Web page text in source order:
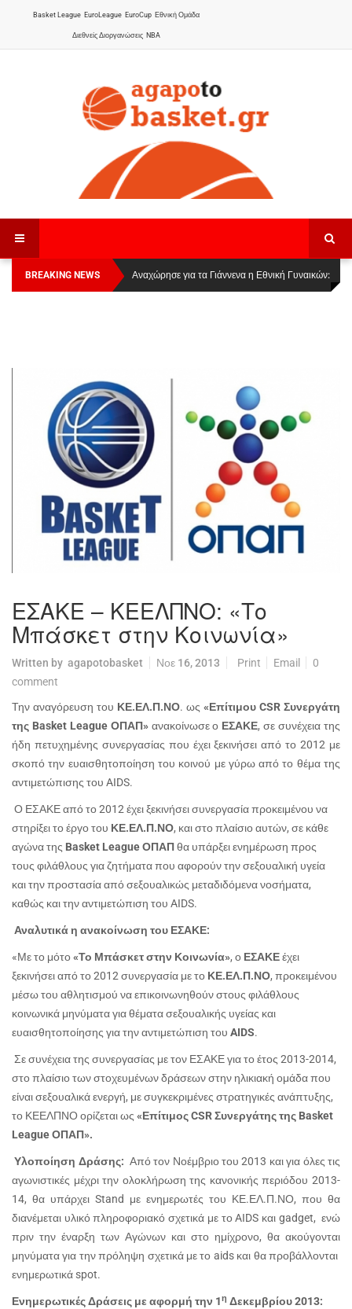
Basket League EuroLeague EuroCup Εθνική Ομάδα
Διεθνείς Διοργανώσεις NBA
BREAKING NEWS
Οι Πάνθηρες Καβάλας στην Women Basketball
League 1
Αναχώρησε για τα Γιάννενα η Εθνική Γυναικών:
ΕΣΑΚΕ – ΚΕΕΛΠΝΟ: «Το
Μπάσκετ στην Κοινωνία»
Written by agapotobasket Νοε 16, 2013 Print Email
0
comment
Την αναγόρευση του ΚΕ.ΕΛ.Π.ΝΟ. ως «Επίτιμου CSR Συνεργάτη
της Basket League ΟΠΑΠ»ανακοίνωσε ο ΕΣΑΚΕ, σε συνέχεια της
ήδη πετυχημένης συνεργασίας που έχει ξεκινήσει από το 2012 με
σκοπό την ευαισθητοποίηση του κοινού με γύρω από το θέμα της
αντιμετώπισης του AIDS.
Ο ΕΣΑΚΕ από το 2012 έχει ξεκινήσει συνεργασία προκειμένου να
στηρίξει το έργο του ΚΕ.ΕΛ.Π.ΝΟ, και στο πλαίσιο αυτών, σε κάθε
αγώνα της Basket League ΟΠΑΠθα υπάρξει ενημέρωση προς
τους φιλάθλους για ζητήματα που αφορούν την σεξουαλική υγεία
και την προστασία από σεξουαλικώς μεταδιδόμενα νοσήματα,
καθώς και την αντιμετώπιση του AIDS.
Αναλυτικά η ανακοίνωση του ΕΣΑΚΕ:
«Με το μότο«Το Μπάσκετ στην Κοινωνία», ο ΕΣΑΚΕέχει
ξεκινήσει από το 2012 συνεργασία με το ΚΕ.ΕΛ.Π.ΝΟ, προκειμένου
μέσω του αθλητισμού να επικοινωνηθούν στους φιλάθλους
κοινωνικά μηνύματα για θέματα σεξουαλικής υγείας και
ευαισθητοποίησης για την αντιμετώπιση του AIDS.
Σε συνέχεια της συνεργασίας με τον ΕΣΑΚΕ για το έτος 2013-2014,
στο πλαίσιο των στοχευμένων δράσεων στην ηλικιακή ομάδα που
είναι σεξουαλικά ενεργή, με συγκεκριμένες στρατηγικές ανάπτυξης,
το ΚΕΕΛΠΝΟ ορίζεται ως «Επίτιμος CSR Συνεργάτης της Basket
League ΟΠΑΠ».
Υλοποίηση Δράσης: Από τον Νοέμβριο του 2013 και για όλες τις
αγωνιστικές μέχρι την ολοκλήρωση της κανονικής περιόδου 2013-
14, θα υπάρχει Stand με ενημερωτές του ΚΕ.ΕΛ.Π.ΝΟ, που θα
διανέμεται υλικό πληροφοριακό σχετικά με το AIDS και gadget, ενώ
πριν την έναρξη των Αγώνων και στο ημίχρονο, θα ακούγονται
μηνύματα για την πρόληψη σχετικά με το aids και θα προβάλλονται
ενημερωτικά spot.
Ενημερωτικές Δράσεις με αφορμή την 1η Δεκεμβρίου 2013: